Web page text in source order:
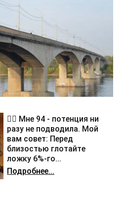
❤️‍🔥 Мне 94 - потенция ни
разу не подводила. Мой
вам совет: Перед
близостью глотайте
ложку 6%-го...
Подробнее...